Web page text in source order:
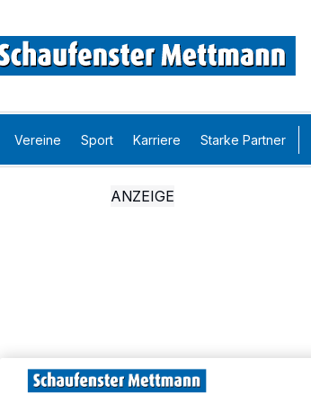
Vereine Sport Karriere Starke Partner